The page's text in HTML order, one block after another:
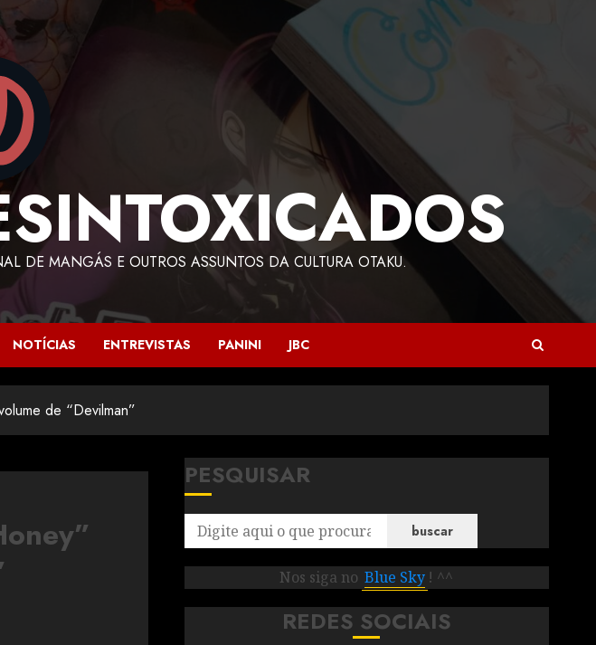
DE MANGÁS E OUTROS ASSUNTOS DA CULTURA OTAKU.
NOTÍCIAS ENTREVISTAS PANINI JBC
de “Devilman”
PESQUISAR
buscar
Nos siga no Blue Sky ! ^^
REDES SOCIAIS